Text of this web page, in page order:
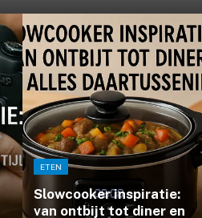
ETEN
Slowcooker inspiratie:
van ontbijt tot diner en